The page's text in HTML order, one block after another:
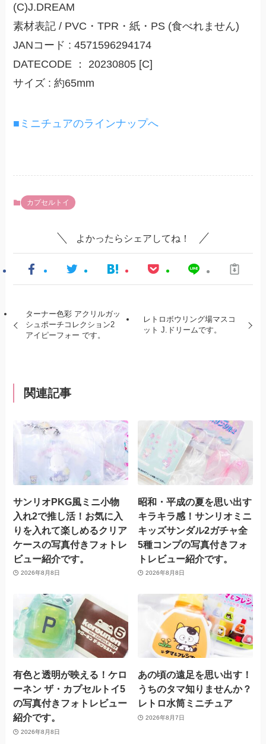
(C)J.DREAM
素材表記 / PVC・TPR・紙・PS (食べれません)
JANコード : 4571596294174
DATECODE ： 20230805 [C]
サイズ : 約65mm
■ミニチュアのラインナップへ
カプセルトイ
よかったらシェアしてね！
ターナー色彩 アクリルガッ
シュポーチコレクション2
アイピーフォー です。
レトロボウリング場マスコ
ット J.ドリームです。
関連記事
サンリオPKG風ミニ小物
入れ2で推し活！お気に入
りを入れて楽しめるクリア
ケースの写真付きフォトレ
ビュー紹介です。
2026年8月8日
昭和・平成の夏を思い出す
キラキラ感！サンリオミニ
キッズサンダル2ガチャ全
5種コンプの写真付きフォ
トレビュー紹介です。
2026年8月8日
有色と透明が映える！ケロ
ーネン ザ・カプセルトイ5
の写真付きフォトレビュー
紹介です。
2026年8月8日
あの頃の遠足を思い出す！
うちのタマ知りませんか？
レトロ水筒ミニチュア
2026年8月7日